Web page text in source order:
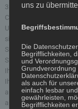
3. Datenerfassung auf
Cookies
Unsere Internetseiten
sind kleine Textdateien
Schaden an. Sie
Sitzung (Session-
Ihrem Endgerät
Ihres Besuchs
auf Ihrem Endgerät
automatische
uns zu
Die
Begrifflichkeiten,
und
Grundverordnung
als auch für
einfach lesbar
gewährleisten,
Begrifflichkeiten